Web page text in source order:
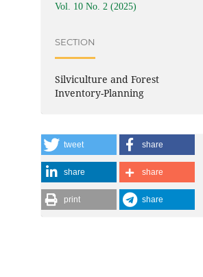
Vol. 10 No. 2 (2025)
SECTION
Silviculture and Forest
Inventory-Planning
tweet share
share share
print share